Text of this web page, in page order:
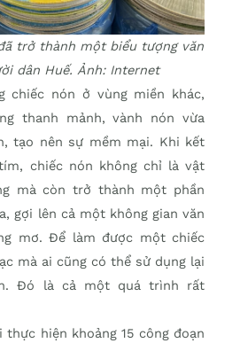
trở thành một biểu tượng văn
dân Huế. Ảnh: Internet
chiếc nón ở vùng miền khác,
thanh mảnh, vành nón vừa
tạo nên sự mềm mại. Khi kết
chiếc nón không chỉ là vật
mà còn trở thành một phần
gợi lên cả một không gian văn
mơ. Để làm được một chiếc
mà ai cũng có thể sử dụng lại
Đó là cả một quá trình rất
thực hiện khoảng 15 công đoạn